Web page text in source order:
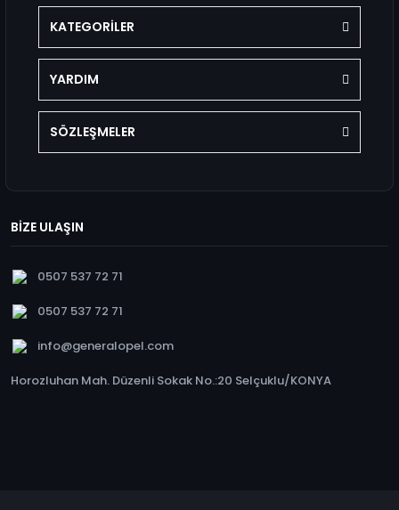
KATEGORİLER
YARDIM
SÖZLEŞMELER
BİZE ULAŞIN
0507 537 72 71
0507 537 72 71
info@generalopel.com
Horozluhan Mah. Düzenli Sokak No.:20 Selçuklu/KONYA